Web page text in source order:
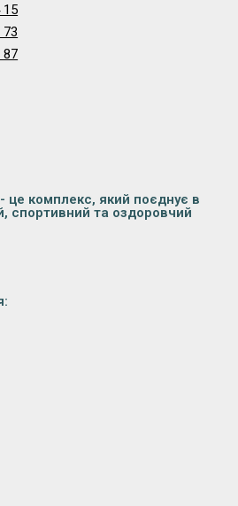
15
73
87
комплекс, який поєднує в
спортивний та оздоровчий